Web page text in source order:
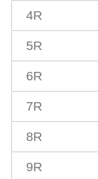
4R
5R
6R
7R
8R
9R